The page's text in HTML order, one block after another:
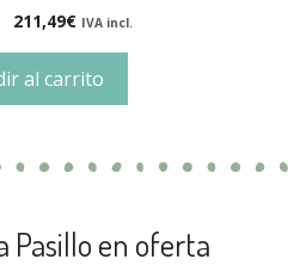
211,49€ IVA incl.
al carrito
Pasillo en oferta